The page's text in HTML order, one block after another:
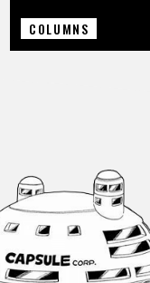
COLUMNS